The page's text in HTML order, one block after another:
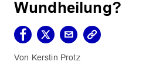
Wundheilung?
Kerstin Protz